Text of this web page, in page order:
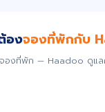
องจองที่พักกับ
จองที่พัก — Haadoo ดูแ